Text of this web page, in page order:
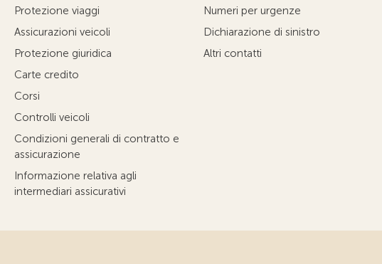
Protezione viaggi
Assicurazioni veicoli
Protezione giuridica
Carte credito
Corsi
Controlli veicoli
Condizioni generali di contratto e
assicurazione
Informazione relativa agli
intermediari assicurativi
Numeri per urgenze
Dichiarazione di sinistro
Altri contatti